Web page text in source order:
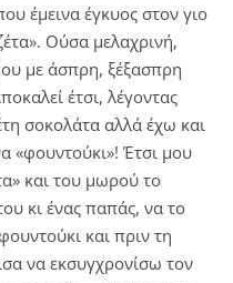
έμεινα έγκυος στον γιο
Ούσα μελαχρινή,
με άσπρη, ξέξασπρη
έτσι, λέγοντας
σοκολάτα αλλά έχω και
«φουντούκι»! Έτσι μου
και του μωρού το
κι ένας παπάς, να το
και πριν τη
να εκσυγχρονίσω τον